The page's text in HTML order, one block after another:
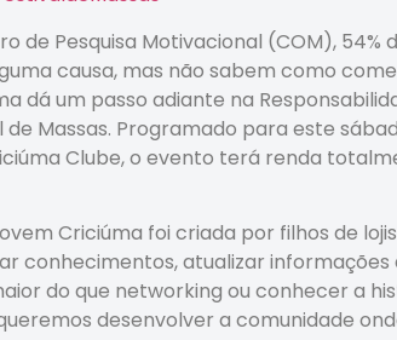
de Pesquisa Motivacional (COM), 54%
causa, mas não sabem como
dá um passo adiante na
Massas. Programado para este
Clube, o evento terá renda
Criciúma foi criada por filhos de
conhecimentos, atualizar
do que networking ou conhecer a
desenvolver a comunidade